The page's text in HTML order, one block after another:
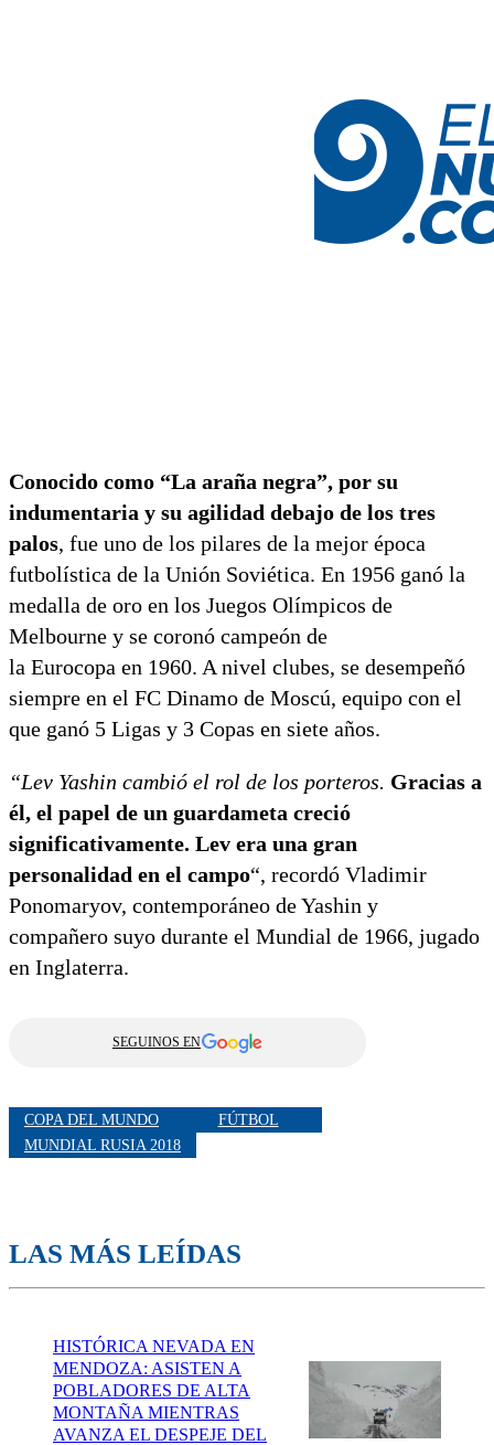
Conocido como “La araña negra”, por su
indumentaria y su agilidad debajo de los tres
palos, fue uno de los pilares de la mejor época
futbolística de la Unión Soviética. En 1956 ganó la
medalla de oro en los Juegos Olímpicos de
Melbourne y se coronó campeón de
la Eurocopa en 1960. A nivel clubes, se desempeñó
siempre en el FC Dinamo de Moscú, equipo con el
que ganó 5 Ligas y 3 Copas en siete años.
“Lev Yashin cambió el rol de los porteros. Gracias a
él, el papel de un guardameta creció
significativamente. Lev era una gran
personalidad en el campo“, recordó Vladimir
Ponomaryov, contemporáneo de Yashin y
compañero suyo durante el Mundial de 1966, jugado
en Inglaterra.
SEGUINOS EN
COPA DEL MUNDO
FÚTBOL
MUNDIAL RUSIA 2018
LAS MÁS LEÍDAS
HISTÓRICA NEVADA EN
MENDOZA: ASISTEN A
POBLADORES DE ALTA
MONTAÑA MIENTRAS
AVANZA EL DESPEJE DEL